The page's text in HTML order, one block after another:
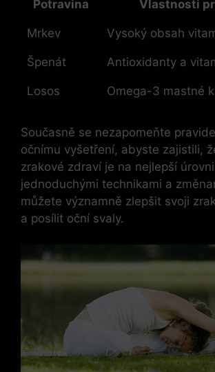
Potravina Vlastnosti
Mrkev Vysoký obsah
Špenát Antioxidanty a
Losos Omega-3 mastné
Současně se nezapomeňte
očnímu vyšetření, abyste zajistili,
zrakové zdraví je na nejlepší
jednoduchými technikami a
můžete významně zlepšit svoji
a posílit oční svaly.